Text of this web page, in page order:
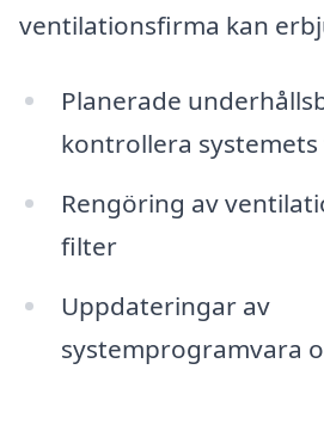
ventilationsfirma kan
Planerade
kontrollera
Rengöring av
filter
Uppdateringar av
systemprogramvara